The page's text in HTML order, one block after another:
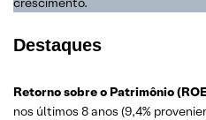
Destaques
Retorno sobre o Patrimônio
nos últimos 8 anos (9,4%